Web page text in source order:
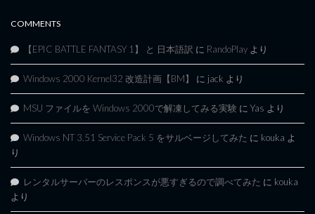
COMMENTS
【EPIC BATTLE FANTASY 1】 と 日本語訳 に RandoPlay より
Windows 2000 Kernel32 改造計画【BM】 に jack より
MSU ファイルを Windows 2000で解凍してみる実験 に Yas より
Windows NT 3.51 Service Pack 5 をサルベージしてみた に kouka よ
り
レンタルサーバーのレスポンスが悪すぎるので調べてみた に kouka
より